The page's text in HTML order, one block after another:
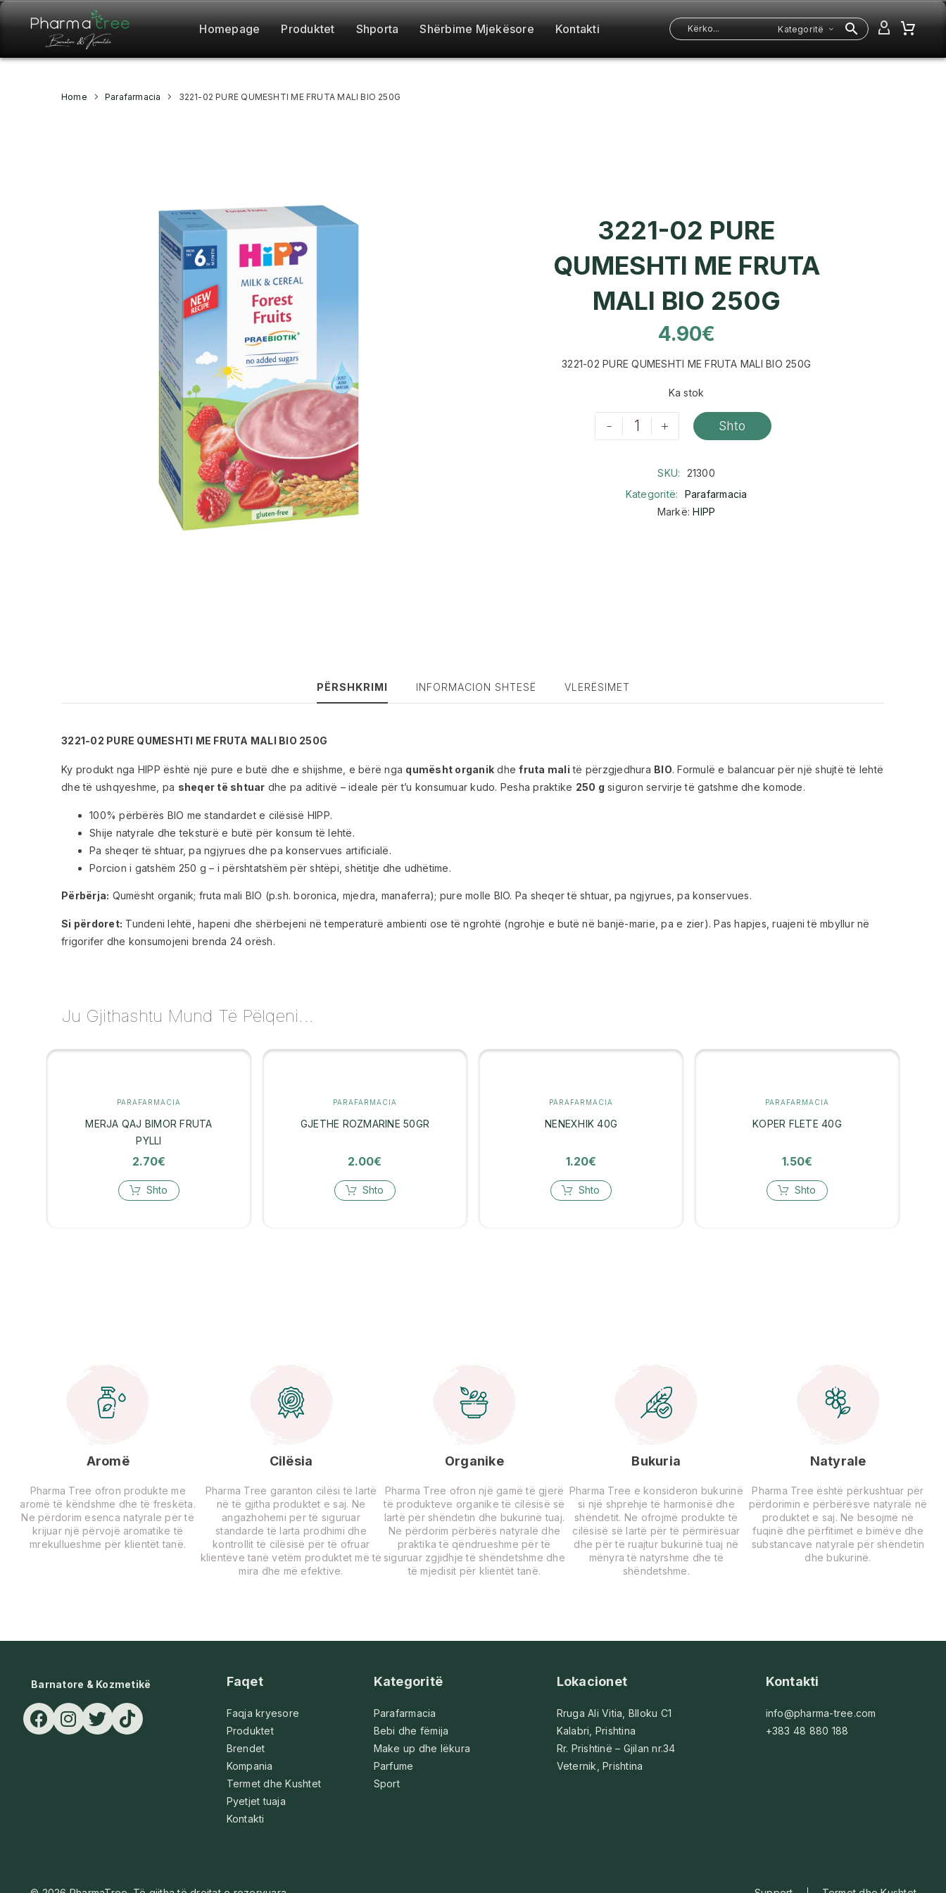
Homepage Produktet Shporta Shërbime Mjekësore Kontakti Kategoritë
Home Parafarmacia 3221-02 PURE QUMESHTI ME FRUTA MALI BIO 250G
3221-02 PURE
QUMESHTI ME FRUTA
MALI BIO 250G
4.90€
3221-02 PURE QUMESHTI ME FRUTA MALI BIO 250G
Ka stok
- + Shto
SKU:
21300
Kategoritë:
Parafarmacia
Markë:HIPP
PËRSHKRIMI INFORMACION SHTESË VLERËSIMET
3221-02 PURE QUMESHTI ME FRUTA MALI BIO 250G
Ky produkt nga HIPP është një pure e butë dhe e shijshme, e bërë nga qumësht organik dhefruta mali të përzgjedhura BIO. Formulë e balancuar për një shujtë të lehtë
dhe të ushqyeshme, pa sheqer të shtuar dhe pa aditivë – ideale për t’u konsumuar kudo. Pesha praktike 250 g siguron servirje të gatshme dhe komode.
100% përbërës BIO me standardet e cilësisë HIPP.
Shije natyrale dhe teksturë e butë për konsum të lehtë.
Pa sheqer të shtuar, pa ngjyrues dhe pa konservues artificialë.
Porcion i gatshëm 250 g – i përshtatshëm për shtëpi, shëtitje dhe udhëtime.
Përbërja: Qumësht organik; fruta mali BIO (p.sh. boronica, mjedra, manaferra); pure molle BIO. Pa sheqer të shtuar, pa ngjyrues, pa konservues.
Si përdoret: Tundeni lehtë, hapeni dhe shërbejeni në temperaturë ambienti ose të ngrohtë (ngrohje e butë në banjë-marie, pa e zier). Pas hapjes, ruajeni të mbyllur në
frigorifer dhe konsumojeni brenda 24 orësh.
Ju Gjithashtu Mund Të Pëlqeni...
PARAFARMACIA
MERJA QAJ BIMOR FRUTA
PYLLI
2.70€
Shto
PARAFARMACIA
GJETHE ROZMARINE 50GR
2.00€
Shto
PARAFARMACIA
NENEXHIK 40G
1.20€
Shto
PARAFARMACIA
KOPER FLETE 40G
1.50€
Shto
Aromë
Pharma Tree ofron produkte me
aromë të këndshme dhe të freskëta.
Ne përdorim esenca natyrale për të
krijuar një përvojë aromatike të
mrekullueshme për klientët tanë.
Cilësia
Pharma Tree garanton cilësi të lartë
në të gjitha produktet e saj. Ne
angazhohemi për të siguruar
standarde të larta prodhimi dhe
kontrollit të cilësisë për të ofruar
klientëve tanë vetëm produktet më të
mira dhe më efektive.
Organike
Pharma Tree ofron një gamë të gjerë
të produkteve organike të cilësisë së
lartë për shëndetin dhe bukurinë tuaj.
Ne përdorim përbërës natyralë dhe
praktika të qëndrueshme për të
siguruar zgjidhje të shëndetshme dhe
të mjedisit për klientët tanë.
Bukuria
Pharma Tree e konsideron bukurinë
si një shprehje të harmonisë dhe
shëndetit. Ne ofrojmë produkte të
cilësisë së lartë për të përmirësuar
dhe për të ruajtur bukurinë tuaj në
mënyra të natyrshme dhe të
shëndetshme.
Natyrale
Pharma Tree është përkushtuar për
përdorimin e përbërësve natyralë në
produktet e saj. Ne besojmë në
fuqinë dhe përfitimet e bimëve dhe
substancave natyrale për shëndetin
dhe bukurinë.
Barnatore & Kozmetikë Faqet
Faqja kryesore
Produktet
Brendet
Kompania
Termet dhe Kushtet
Pyetjet tuaja
Kontakti
Kategoritë
Parafarmacia
Bebi dhe fëmija
Make up dhe lëkura
Parfume
Sport
Lokacionet
Rruga Ali Vitia, Blloku C1
Kalabri, Prishtina
Rr. Prishtinë – Gjilan nr.34
Veternik, Prishtina
Kontakti
info@pharma-tree.com
+383 48 880 188